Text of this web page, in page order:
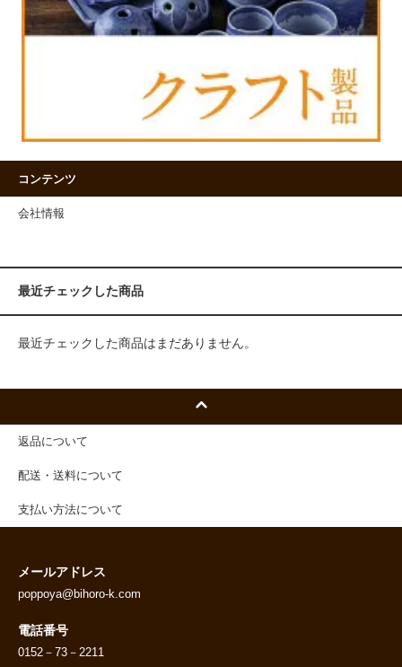
コンテンツ
会社情報
最近チェックした商品
最近チェックした商品はまだありません。
返品について
配送・送料について
支払い方法について
メールアドレス
poppoya@bihoro-k.com
電話番号
0152－73－2211